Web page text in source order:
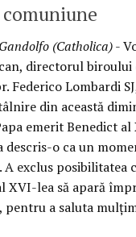
(Catholica)-
directorul biroului
Federico Lombardi
din această
emerit Benedict
descris-o ca un
exclus posibilitatea
XVI-lea să apară
pentru a saluta